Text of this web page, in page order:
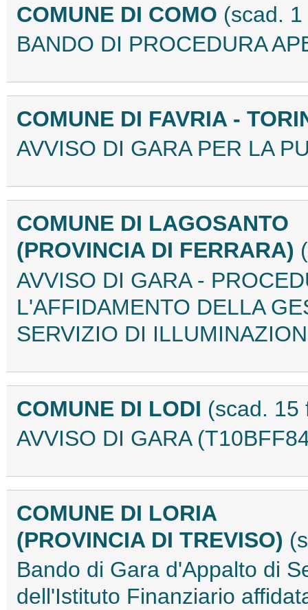
COMUNE DI COMO (scad.
BANDO DI PROCEDURA
COMUNE DI FAVRIA -
AVVISO DI GARA PER LA
COMUNE DI LAGOSANTO
(PROVINCIA DI FERRARA)
AVVISO DI GARA -
L'AFFIDAMENTO DELLA
SERVIZIO DI
COMUNE DI LODI (scad. 15
AVVISO DI GARA
COMUNE DI LORIA
(PROVINCIA DI TREVISO)
Bando di Gara d'Appalto di
dell'Istituto Finanziario